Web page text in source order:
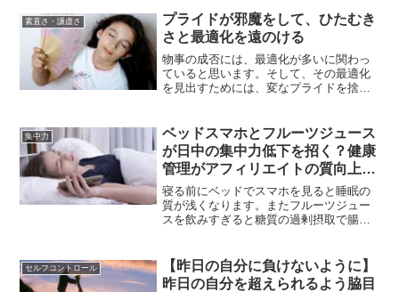
不可欠だと思う...
素直さ・謙虚さ
プライドが邪魔をして、ひたむき
さと最適化を遠のける
物事の成否には、最適化が多いに関わっ
ていると思います。そして、その最適化
を見出すためには、変なプライドを捨て
いでつい、本来の正解を遠のけてしまっ
ていると思うのであれば、一度プライド
は捨て置くことが重要です。
集中力
ベッドスマホとフルーツジュース
が日中の集中力低下を招く？健康
管理がアフィリエイトの質向上の
鍵
寝る前にベッドでスマホを見ると睡眠の
質が浅くなります。またフルーツジュー
スを飲みすぎると糖質の過剰摂取で腸内
要なことです。
セルフコントロール
【昨日の自分に負けないように】
昨日の自分を超えられるよう脇目